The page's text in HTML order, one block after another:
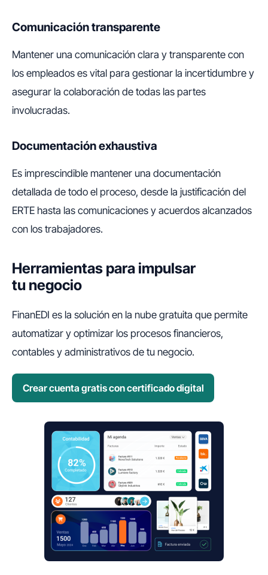
Comunicación transparente
Mantener una comunicación clara y transparente con
los empleados es vital para gestionar la incertidumbre y
asegurar la colaboración de todas las partes
involucradas.
Documentación exhaustiva
Es imprescindible mantener una documentación
detallada de todo el proceso, desde la justificación del
ERTE hasta las comunicaciones y acuerdos alcanzados
con los trabajadores.
Herramientas para impulsar
tu negocio
FinanEDI es la solución en la nube gratuita que permite
automatizar y optimizar los procesos financieros,
contables y administrativos de tu negocio.
Crear cuenta gratis con certificado digital